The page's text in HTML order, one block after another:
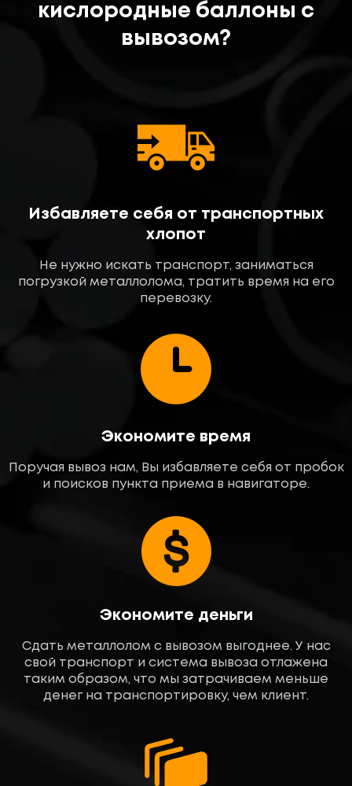
кислородные баллоны с
вывозом?
Избавляете себя от транспортных
хлопот
Не нужно искать транспорт, заниматься
погрузкой металлолома, тратить время на его
перевозку.
Экономите время
Поручая вывоз нам, Вы избавляете себя от пробок
и поисков пункта приема в навигаторе.
Экономите деньги
Сдать металлолом с вывозом выгоднее. У нас
свой транспорт и система вывоза отлажена
таким образом, что мы затрачиваем меньше
денег на транспортировку, чем клиент.